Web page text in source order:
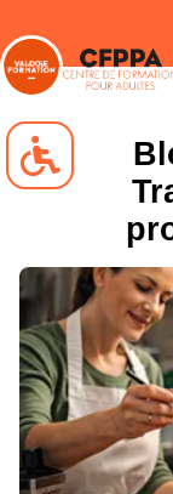
Navigation
Niveau de gris
Liens soulignés